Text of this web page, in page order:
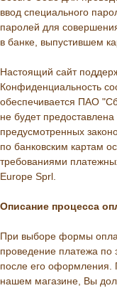
ввод специального
паролей для
в банке, выпустившем
Настоящий сайт
Конфиденциальность
обеспечивается ПАО
не будет
предусмотренных
по банковским картам
требованиями
Europe Sprl.
Описание процессa
При выборе формы
проведение платежа по
после его оформления.
нашем магазине, Вы